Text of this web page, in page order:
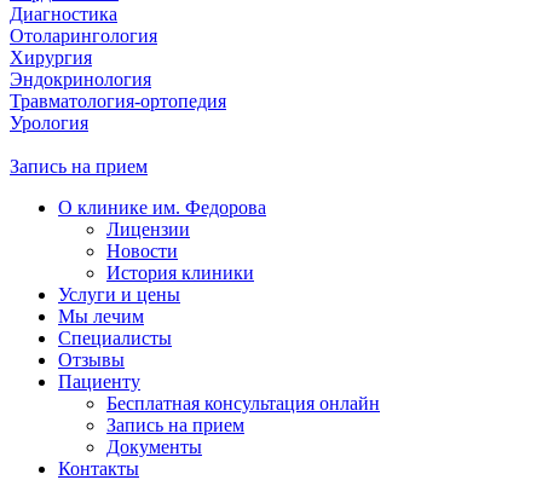
Диагностика
Отоларингология
Хирургия
Эндокринология
Травматология-ортопедия
Урология
Запись на прием
О клинике им. Федорова
Лицензии
Новости
История клиники
Услуги и цены
Мы лечим
Специалисты
Отзывы
Пациенту
Бесплатная консультация онлайн
Запись на прием
Документы
Контакты